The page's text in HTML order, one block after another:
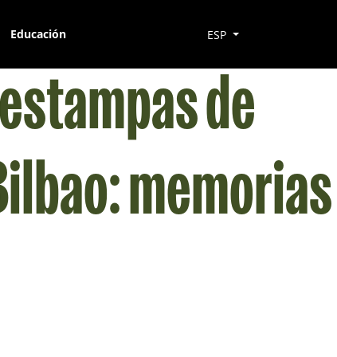
Educación ESP
de
memorias